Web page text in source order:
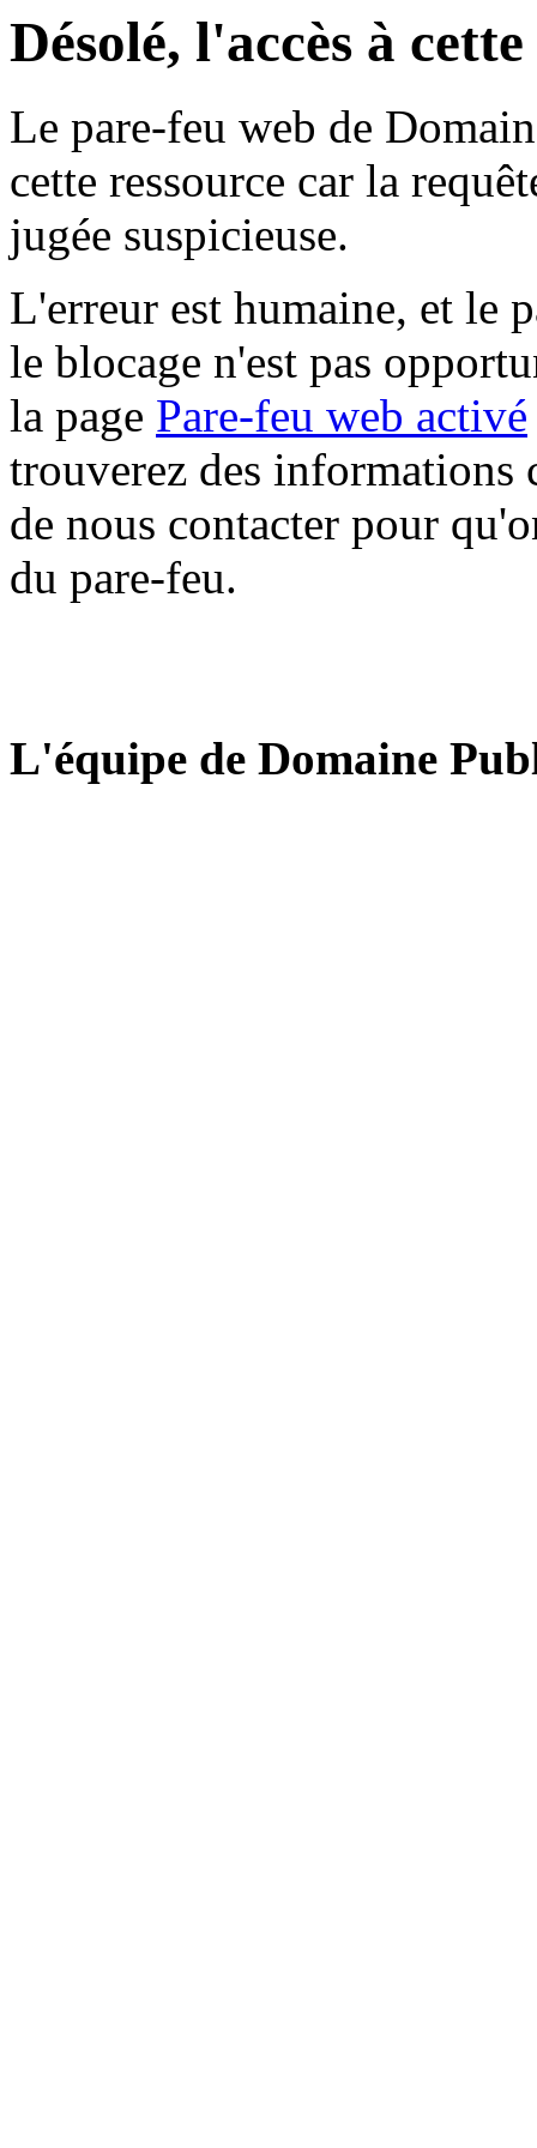
Désolé, l'accès à
Le pare-feu web de
cette ressource car la
jugée suspicieuse.
L'erreur est humaine, et le
le blocage n'est pas
la page Pare-feu web activé
trouverez des informations
de nous contacter pour
du pare-feu.
L'équipe de Domaine